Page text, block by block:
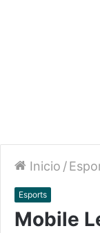
Inicio /
Esports
Mobile